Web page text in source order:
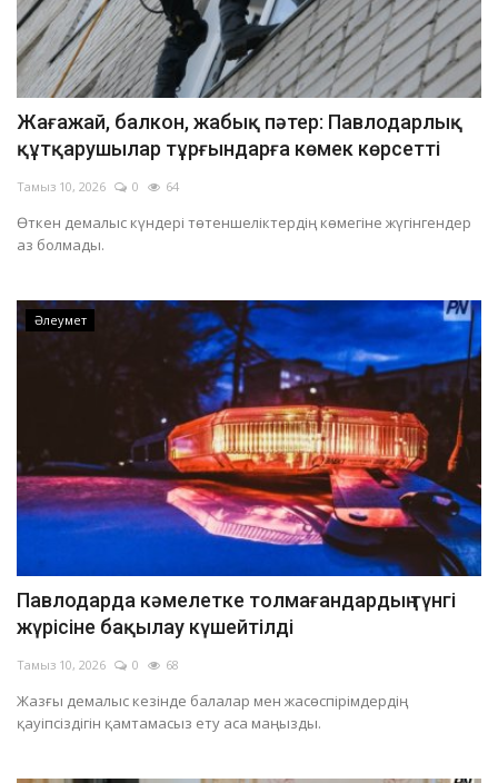
Жағажай, балкон, жабық пәтер: Павлодарлық
құтқарушылар тұрғындарға көмек көрсетті
Тамыз 10, 2026 0 64
Өткен демалыс күндері төтеншеліктердің көмегіне жүгінгендер
аз болмады.
Әлеумет
Павлодарда кәмелетке толмағандардың түнгі
жүрісіне бақылау күшейтілді
Тамыз 10, 2026 0 68
Жазғы демалыс кезінде балалар мен жасөспірімдердің
қауіпсіздігін қамтамасыз ету аса маңызды.